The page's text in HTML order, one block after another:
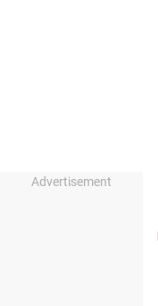
Advertisement